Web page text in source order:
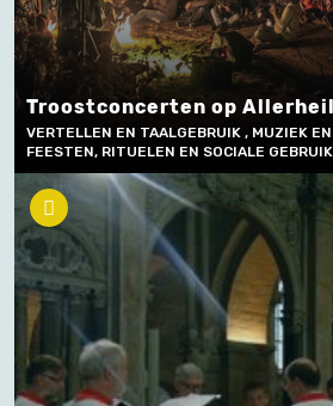
Troostconcerten op
VERTELLEN EN TAALGEBRUIK , MUZIEK
FEESTEN, RITUELEN EN SOCIALE